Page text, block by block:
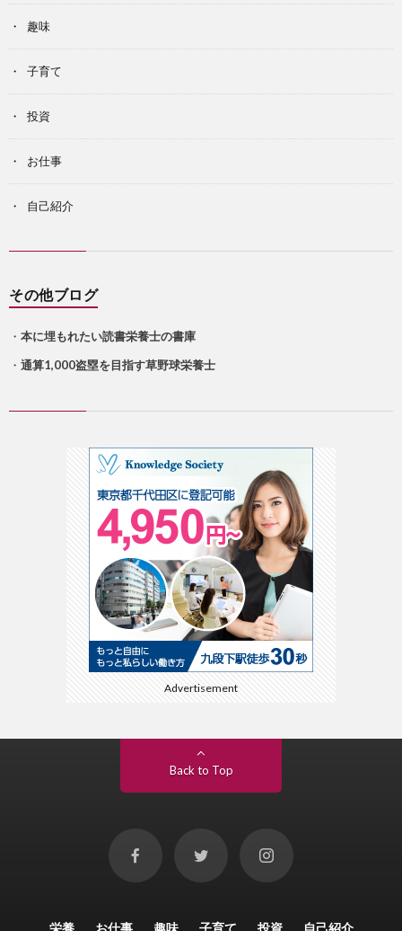
趣味
子育て
投資
お仕事
自己紹介
その他ブログ
・ 本に埋もれたい読書栄養士の書庫
・ 通算1,000盗塁を目指す草野球栄養士
Advertisement
Back to Top
栄養 お仕事 趣味 子育て 投資 自己紹介